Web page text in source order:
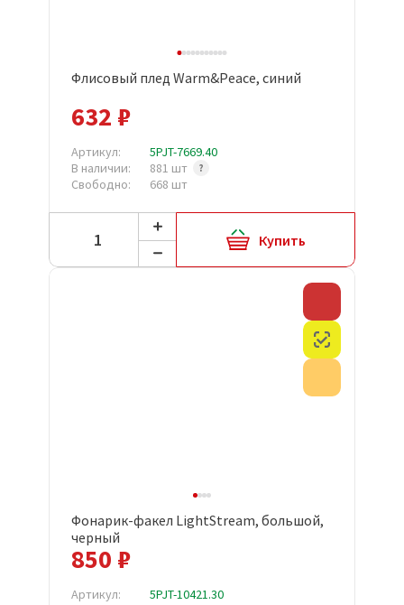
Флисовый плед Warm&Peace, синий
632 ₽
Артикул:
5PJT-7669.40
В наличии:
881 шт
Свободно:
668 шт
Купить
Фонарик-факел LightStream, большой,
черный
850 ₽
Артикул:
5PJT-10421.30